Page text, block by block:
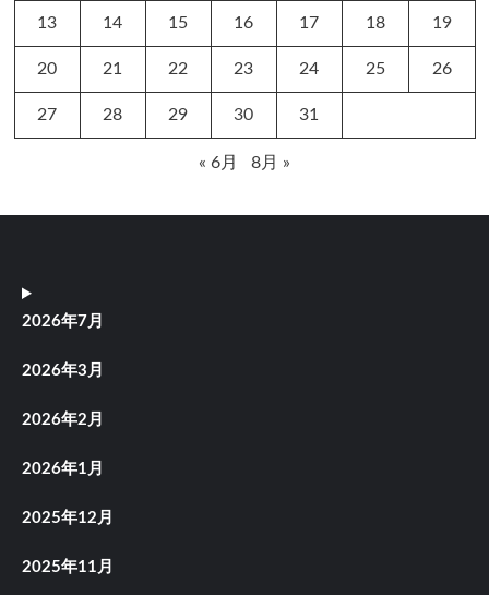
13 14 15 16 17 18 19
20 21 22 23 24 25 26
27 28 29 30 31
« 6月 8月 »
2026年7月
2026年3月
2026年2月
2026年1月
2025年12月
2025年11月